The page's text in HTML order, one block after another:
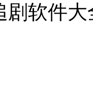
剧软件